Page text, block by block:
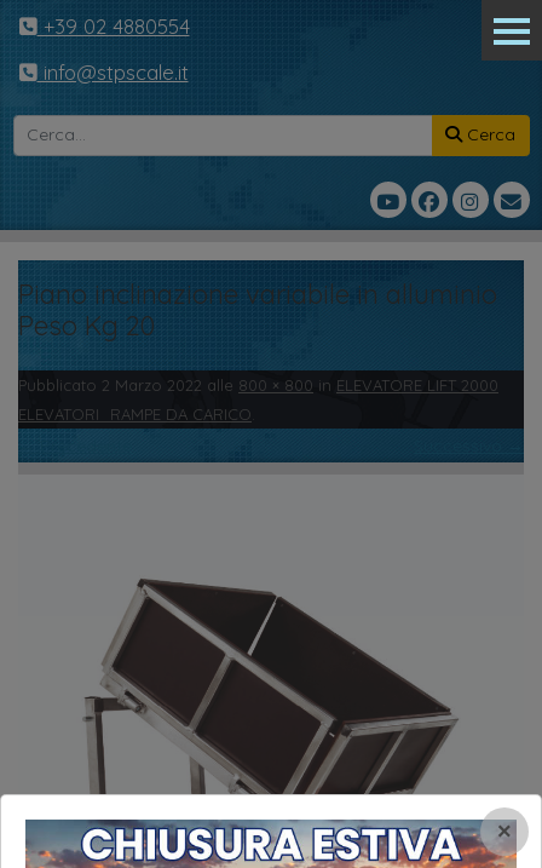
+39 02 4880554
info@stpscale.it
Cerca
Piano inclinazione variabile in alluminio
Peso Kg 20
Pubblicato 2 Marzo 2022 alle 800 × 800 in ELEVATORE LIFT 2000
ELEVATORI_RAMPE DA CARICO
×